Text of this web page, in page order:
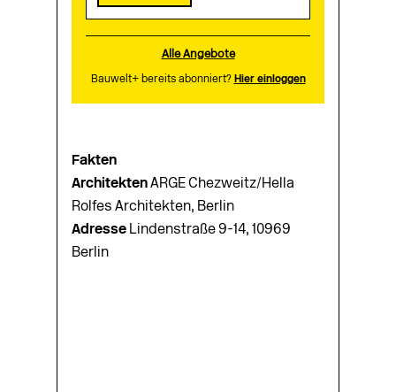
Alle Angebote
Bauwelt+ bereits abonniert? Hier einloggen
Fakten
ArchitektenARGE Chezweitz/Hella
Rolfes Architekten, Berlin
Adresse Lindenstraße 9-14, 10969
Berlin